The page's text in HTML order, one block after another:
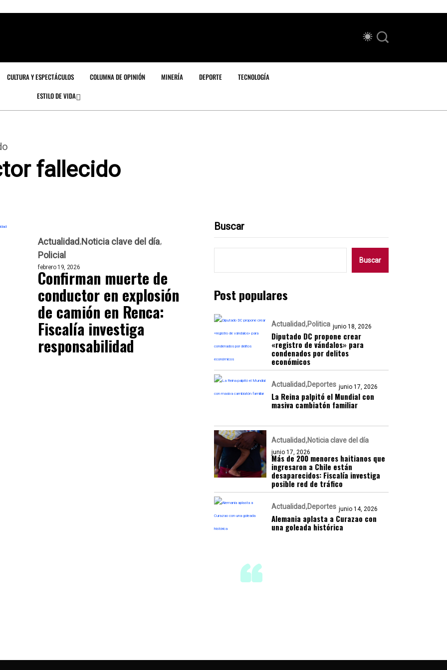
CULTURA Y ESPECTÁCULOS COLUMNA DE OPINIÓN MINERÍA DEPORTE
TECNOLOGÍA
ESTILO DE VIDA
fallecido
Actualidad Noticia clave del día
Policial
febrero 19, 2026
Confirman muerte de
conductor en explosión
de camión en Renca:
Fiscalía investiga
responsabilidad
Buscar
Buscar
Post populares
Actualidad Politica junio 18, 2026
Diputado DC propone crear
«registro de vándalos» para
condenados por delitos
económicos
Actualidad Deportes junio 17, 2026
La Reina palpitó el Mundial con
masiva cambiatón familiar
Actualidad Noticia clave del día
junio 17, 2026
Más de 200 menores haitianos que
ingresaron a Chile están
desaparecidos: Fiscalía investiga
posible red de tráfico
Actualidad Deportes junio 14, 2026
Alemania aplasta a Curazao con
una goleada histórica